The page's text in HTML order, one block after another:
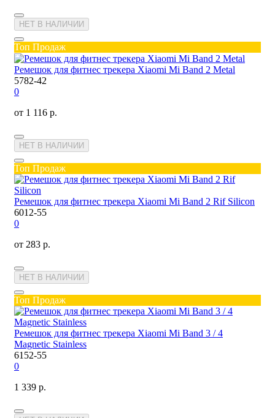
НЕТ В НАЛИЧИИ
Топ Продаж
Ремешок для фитнес трекера Xiaomi Mi Band 2 Metal
5782-42
0
от 1 116 р.
НЕТ В НАЛИЧИИ
Топ Продаж
Ремешок для фитнес трекера Xiaomi Mi Band 2 Rif Silicon
6012-55
0
от 283 р.
НЕТ В НАЛИЧИИ
Топ Продаж
Ремешок для фитнес трекера Xiaomi Mi Band 3 / 4
Magnetic Stainless
6152-55
0
1 339 р.